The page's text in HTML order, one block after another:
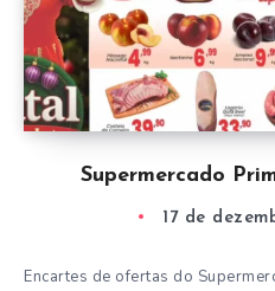
Supermercado
17 de
Encartes de ofertas do